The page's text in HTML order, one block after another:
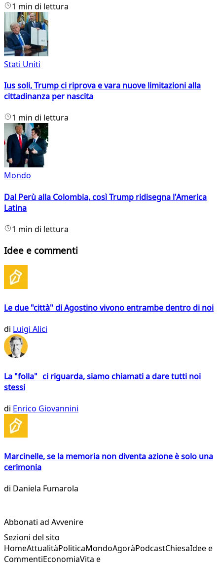
1 min di lettura
Stati Uniti
Ius soli, Trump ci riprova e vara nuove limitazioni alla
cittadinanza per nascita
1 min di lettura
Mondo
Dal Perù alla Colombia, così Trump ridisegna l'America
Latina
1 min di lettura
Idee e commenti
Le due "città" di Agostino vivono entrambe dentro di noi
di Luigi Alici
La "folla" ci riguarda, siamo chiamati a dare tutti noi
stessi
di Enrico Giovannini
Marcinelle, se la memoria non diventa azione è solo una
cerimonia
di Daniela Fumarola
Abbonati ad Avvenire
Sezioni del sito
HomeAttualitàPoliticaMondoAgoràPodcastChiesaIdee e
CommentiEconomiaVita e